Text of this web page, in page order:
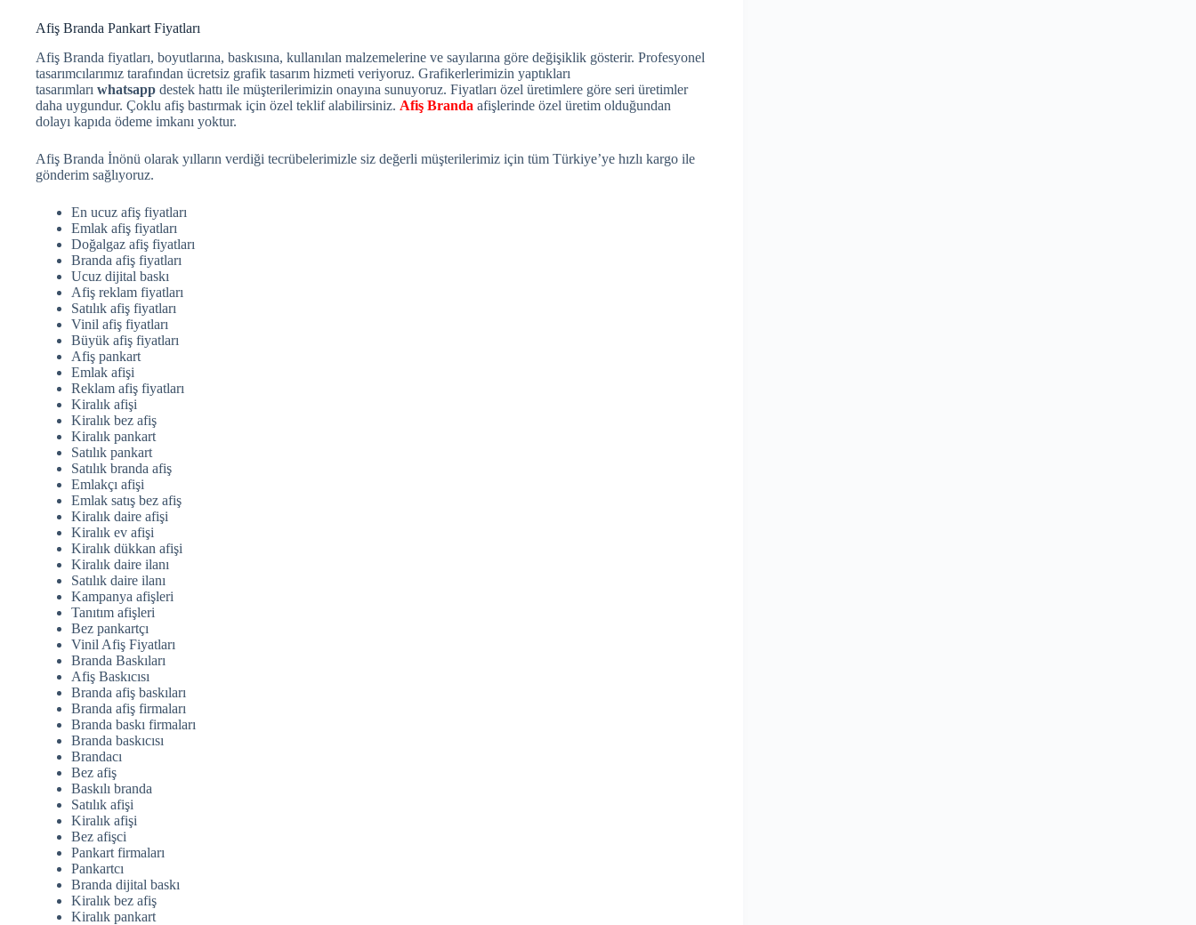
Afiş Branda Pankart Fiyatları
Afiş Branda fiyatları, boyutlarına, baskısına, kullanılan malzemelerine ve sayılarına göre değişiklik gösterir. Profesyonel
tasarımcılarımız tarafından ücretsiz grafik tasarım hizmeti veriyoruz. Grafikerlerimizin yaptıkları
tasarımları whatsapp destek hattı ile müşterilerimizin onayına sunuyoruz. Fiyatları özel üretimlere göre seri üretimler
daha uygundur. Çoklu afiş bastırmak için özel teklif alabilirsiniz. Afiş Branda afişlerinde özel üretim olduğundan
dolayı kapıda ödeme imkanı yoktur.
Afiş Branda İnönü olarak yılların verdiği tecrübelerimizle siz değerli müşterilerimiz için tüm Türkiye’ye hızlı kargo ile
gönderim sağlıyoruz.
En ucuz afiş fiyatları
Emlak afiş fiyatları
Doğalgaz afiş fiyatları
Branda afiş fiyatları
Ucuz dijital baskı
Afiş reklam fiyatları
Satılık afiş fiyatları
Vinil afiş fiyatları
Büyük afiş fiyatları
Afiş pankart
Emlak afişi
Reklam afiş fiyatları
Kiralık afişi
Kiralık bez afiş
Kiralık pankart
Satılık pankart
Satılık branda afiş
Emlakçı afişi
Emlak satış bez afiş
Kiralık daire afişi
Kiralık ev afişi
Kiralık dükkan afişi
Kiralık daire ilanı
Satılık daire ilanı
Kampanya afişleri
Tanıtım afişleri
Bez pankartçı
Vinil Afiş Fiyatları
Branda Baskıları
Afiş Baskıcısı
Branda afiş baskıları
Branda afiş firmaları
Branda baskı firmaları
Branda baskıcısı
Brandacı
Bez afiş
Baskılı branda
Satılık afişi
Kiralık afişi
Bez afişci
Pankart firmaları
Pankartcı
Branda dijital baskı
Kiralık bez afiş
Kiralık pankart